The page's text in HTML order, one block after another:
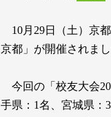
10月 29日（土）京
京都」が開催されまし
今回の「校友大会
手県： 1名、宮城県： 3